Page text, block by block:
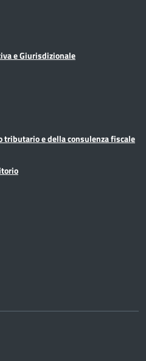
e Giurisdizionale
tributario e della consulenza fiscale